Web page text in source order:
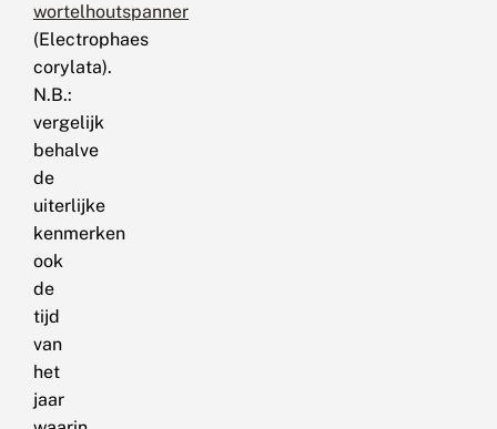
wortelhoutspanner
(Electrophaes
corylata).
N.B.:
vergelijk
behalve
de
uiterlijke
kenmerken
ook
de
tijd
van
het
jaar